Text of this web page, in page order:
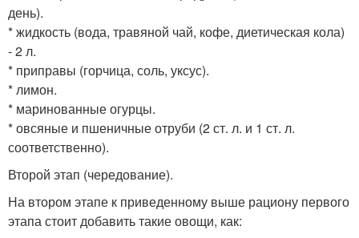
день).
* жидкость (вода, травяной чай, кофе, диетическая кола)
- 2 л.
* приправы (горчица, соль, уксус).
* лимон.
* маринованные огурцы.
* овсяные и пшеничные отруби (2 ст. л. и 1 ст. л.
соответственно).
Второй этап (чередование).
На втором этапе к приведенному выше рациону первого
этапа стоит добавить такие овощи, как: